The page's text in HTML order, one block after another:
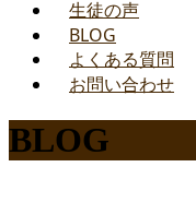
生徒の声
BLOG
よくある質問
お問い合わせ
BLOG